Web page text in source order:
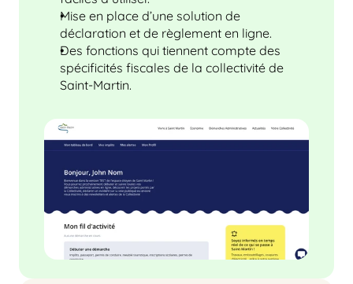
Mise en place d’une solution de
déclaration et de règlement en ligne.
Des fonctions qui tiennent compte des
spécificités fiscales de la collectivité de
Saint-Martin.